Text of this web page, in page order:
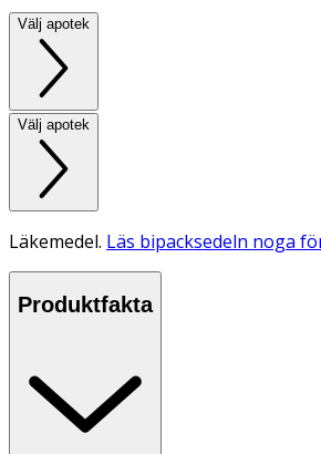
Välj apotek
Välj apotek
Läkemedel. Läs bipacksedeln noga
Produktfakta